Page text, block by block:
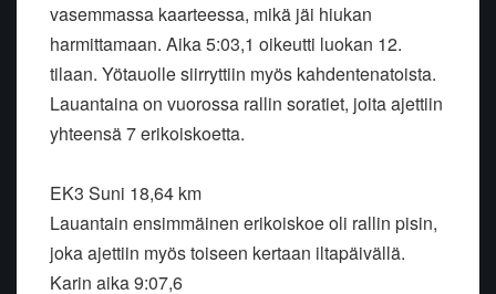
vasemmassa kaarteessa, mikä jäi hiukan
harmittamaan. Aika 5:03,1 oikeutti luokan 12.
tilaan. Yötauolle siirryttiin myös kahdentenatoista.
Lauantaina on vuorossa rallin soratiet, joita ajettiin
yhteensä 7 erikoiskoetta.
EK3 Suni 18,64 km
Lauantain ensimmäinen erikoiskoe oli rallin pisin,
joka ajettiin myös toiseen kertaan iltapäivällä.
Karin aika 9:07,6